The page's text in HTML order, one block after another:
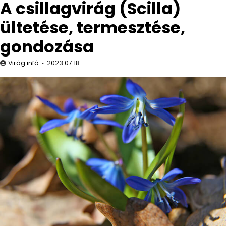
A csillagvirág (Scilla)
ültetése, termesztése,
gondozása
Virág infó 2023.07.18.